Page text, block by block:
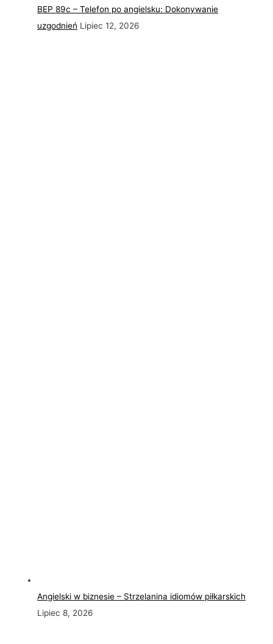
BEP 89c – Telefon po angielsku: Dokonywanie
uzgodnień Lipiec 12, 2026
Angielski w biznesie – Strzelanina idiomów piłkarskich
Lipiec 8, 2026